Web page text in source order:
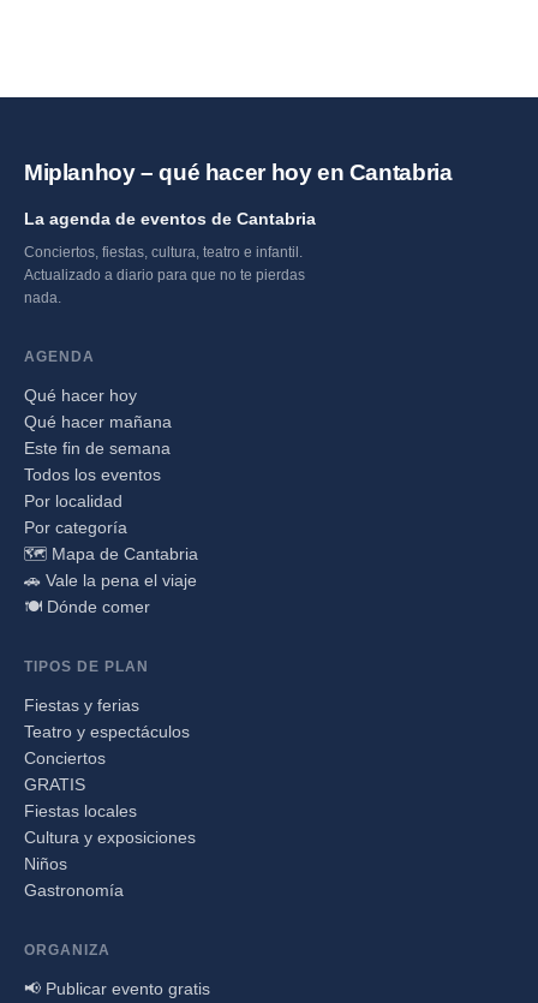
Miplanhoy – qué hacer hoy en Cantabria
La agenda de eventos de Cantabria
Conciertos, fiestas, cultura, teatro e infantil.
Actualizado a diario para que no te pierdas
nada.
AGENDA
Qué hacer hoy
Qué hacer mañana
Este fin de semana
Todos los eventos
Por localidad
Por categoría
🗺️ Mapa de Cantabria
🚗 Vale la pena el viaje
🍽️ Dónde comer
TIPOS DE PLAN
Fiestas y ferias
Teatro y espectáculos
Conciertos
GRATIS
Fiestas locales
Cultura y exposiciones
Niños
Gastronomía
ORGANIZA
📢 Publicar evento gratis